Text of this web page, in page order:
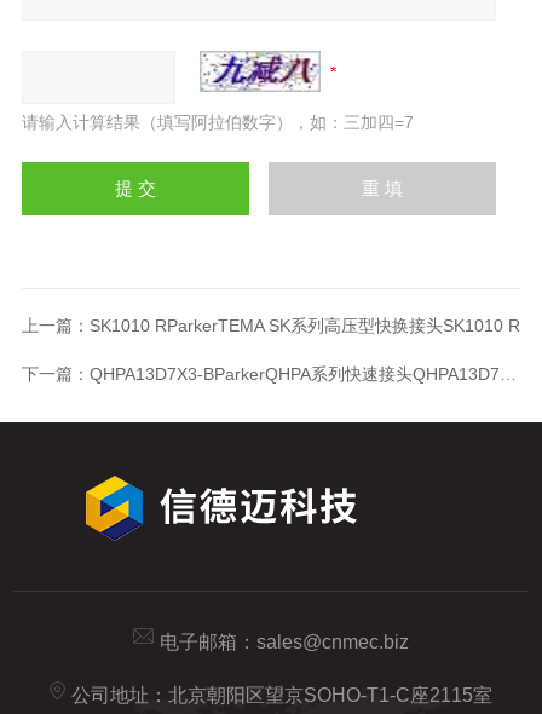
请输入计算结果（填写阿拉伯数字），如：三加四=7
上一篇： SK1010 RParkerTEMA SK系列高压型快换接头SK1010 R
下一篇： QHPA13D7X3-BParkerQHPA系列快速接头QHPA13D7X3-B
电子邮箱： sales@cnmec.biz
公司地址：北京朝阳区望京SOHO-T1-C座2115室